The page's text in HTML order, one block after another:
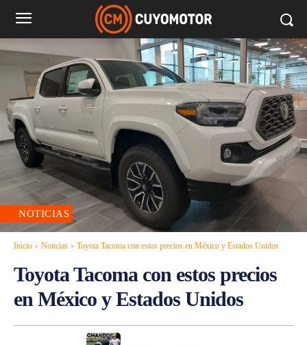
NOTICIAS
Inicio Noticias Toyota Tacoma con estos precios en México y Estados Unidos
Toyota Tacoma con estos precios
en México y Estados Unidos